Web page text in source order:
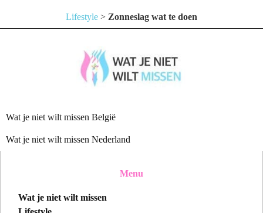
Lifestyle > Zonneslag wat te doen
Wat je niet wilt missen België
Wat je niet wilt missen Nederland
Menu
Wat je niet wilt missen